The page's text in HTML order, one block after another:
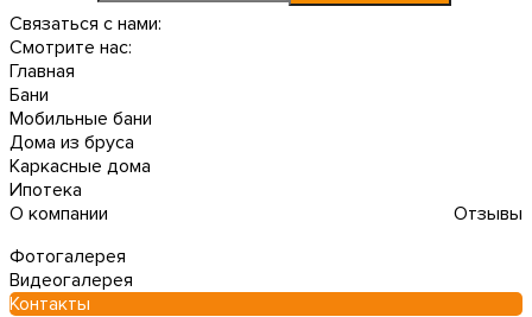
Связаться с нами:
Смотрите нас:
Главная
Бани
Мобильные бани
Дома из бруса
Каркасные дома
Ипотека
О компании
Отзывы
Фотогалерея
Видеогалерея
Контакты